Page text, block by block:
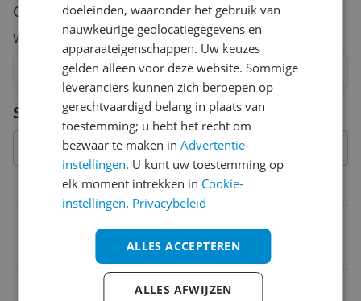
Specificaties
Belangrijkste kenmerken
Cijfer
Welk cijfer geef jij dit product?
9
8
7
6
5
4
3
2
Vraag 1 van 4
doeleinden, waaronder het gebruik van
nauwkeurige geolocatiegegevens en
apparaateigenschappen. Uw keuzes
gelden alleen voor deze website. Sommige
leveranciers kunnen zich beroepen op
gerechtvaardigd belang in plaats van
toestemming; u hebt het recht om
bezwaar te maken inAdvertentie-
instellingen. U kunt uw toestemming op
elk moment intrekken in Cookie-
instellingen. Privacybeleid
ALLES ACCEPTEREN
ALLES AFWIJZEN